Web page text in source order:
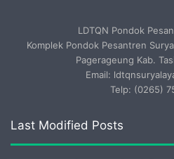
LDTQN Pondok
Komplek Pondok Pesantren
Pagerageung Kab.
Email:
Telp: (0265)
Last Modified Posts